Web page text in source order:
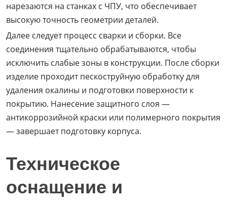
нарезаются на станках с ЧПУ, что обеспечивает
высокую точность геометрии деталей.
Далее следует процесс сварки и сборки. Все
соединения тщательно обрабатываются, чтобы
исключить слабые зоны в конструкции. После сборки
изделие проходит пескоструйную обработку для
удаления окалины и подготовки поверхности к
покрытию. Нанесение защитного слоя —
антикоррозийной краски или полимерного покрытия
— завершает подготовку корпуса.
Техническое
оснащение и